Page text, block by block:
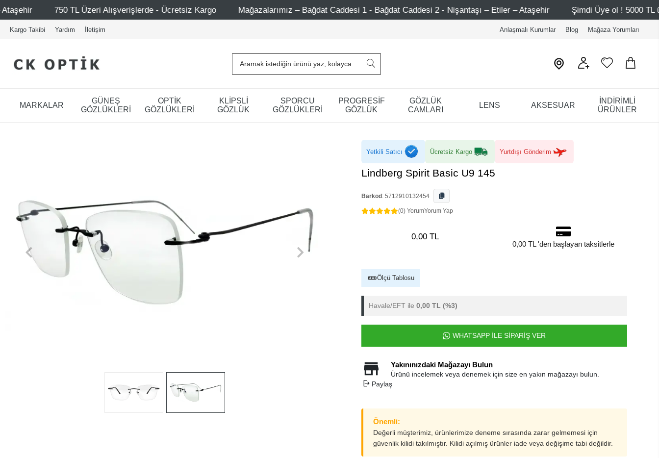
Alışverişlerde - Ücretsiz Kargo Mağazalarımız – Bağdat Caddesi 1 - Bağdat Caddesi 2 - Nişantaşı – Etiler – Ataşehir Şimdi Üye ol ! 5000 TL üzeri ilk alışverişinde
Kargo Takibi Yardım İletişim Anlaşmalı Kurumlar Blog Mağaza Yorumları
MARKALAR
GÜNEŞ
GÖZLÜKLERİ
OPTİK
GÖZLÜKLERİ
KLİPSLİ
GÖZLÜK
SPORCU
GÖZLÜKLERİ
PROGRESİF
GÖZLÜK
GÖZLÜK
CAMLARI
LENS AKSESUAR
İNDİRİMLİ
ÜRÜNLER
Yetkili Satıcı Ücretsiz Kargo Yurtdışı Gönderim
Lindberg Spirit Basic U9 145
Barkod : 5712910132454
(0) YorumYorum Yap
0,00 TL
0,00 TL 'den başlayan taksitlerle
Ölçü Tablosu
Havale/EFT ile 0,00 TL (%3)
WHATSAPP İLE SİPARİŞ VER
Yakınınızdaki Mağazayı Bulun
Ürünü incelemek veya denemek için size en yakın mağazayı bulun.
Paylaş
Önemli:
Değerli müşterimiz, ürünlerimize deneme sırasında zarar gelmemesi için
güvenlik kilidi takılmıştır. Kilidi açılmış ürünler iade veya değişime tabi değildir.